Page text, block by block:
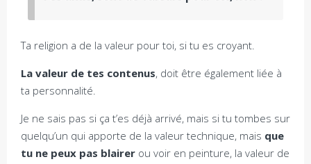
Ta religion a de la valeur pour toi, si tu es croyant.
La valeur de tes contenus, doit être également liée à
ta personnalité.
Je ne sais pas si ça t’es déjà arrivé, mais si tu tombes sur
quelqu’un qui apporte de la valeur technique, mais que
tu ne peux pas blairer ou voir en peinture, la valeur de